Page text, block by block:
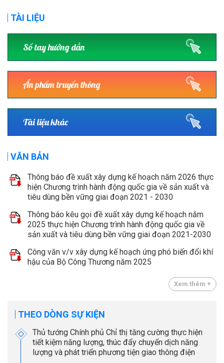
TÀI LIỆU
Sổ tay hướng dẫn
Ấn phẩm truyền thông
Tài liệu khác
VĂN BẢN
Thông báo đề xuất xây dựng kế hoạch năm 2026 thực
hiện Chương trình hành động quốc gia về sản xuất và
tiêu dùng bền vững giai đoạn 2021 - 2030
Thông báo kêu gọi đề xuất xây dựng kế hoạch năm
2025 thực hiện Chương trình hành động quốc gia về
sản xuất và tiêu dùng bền vững giai đoạn 2021-2030
Công văn v/v xây dựng kế hoạch ứng phó biến đổi khí
hậu của Bộ Công Thương năm 2025
Xem thêm +
THEO DÒNG SỰ KIỆN
Thủ tướng Chính phủ Chỉ thị tăng cường thực hiện
tiết kiệm năng lượng, thúc đẩy chuyển dịch năng
lượng và phát triển phương tiện giao thông điện